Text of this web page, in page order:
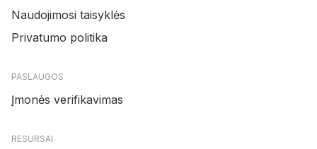
Naudojimosi taisyklės
Privatumo politika
PASLAUGOS
Įmonės verifikavimas
RESURSAI